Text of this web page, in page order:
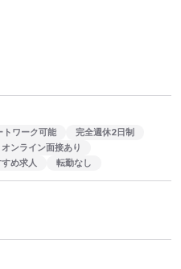
トワーク可能
完全週休2日制
オンライン面接あり
め求人 転勤なし